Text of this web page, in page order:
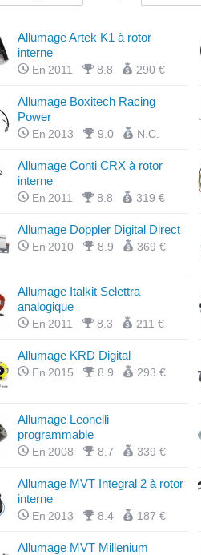
Allumage Artek K1 à rotor
interne
En 2011 8.8 290 €
Allumage Boxitech Racing
Power
En 2013 9.0 N.C.
Allumage Conti CRX à rotor
interne
En 2011 8.8 319 €
Allumage Doppler Digital Direct
En 2010 8.9 369 €
Allumage Italkit Selettra
analogique
En 2011 8.3 211 €
Allumage KRD Digital
En 2015 8.9 293 €
Allumage Leonelli
programmable
En 2008 8.7 339 €
Allumage MVT Integral 2 à rotor
interne
En 2013 8.4 187 €
Allumage MVT Millenium